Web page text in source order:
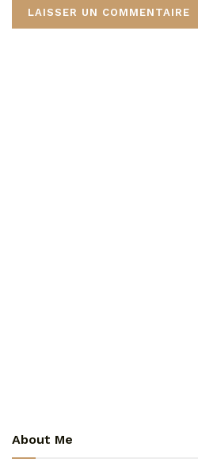
About Me